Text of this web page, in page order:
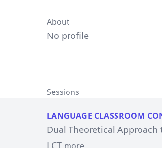
About
No profile
Sessions
LANGUAGE CLASSROOM
Dual Theoretical
LCT more